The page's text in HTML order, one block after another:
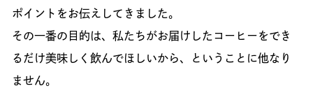
ポイントをお伝えしてきました。
その一番の目的は、私たちがお届けしたコーヒーをでき
るだけ美味しく飲んでほしいから、ということに他なり
ません。